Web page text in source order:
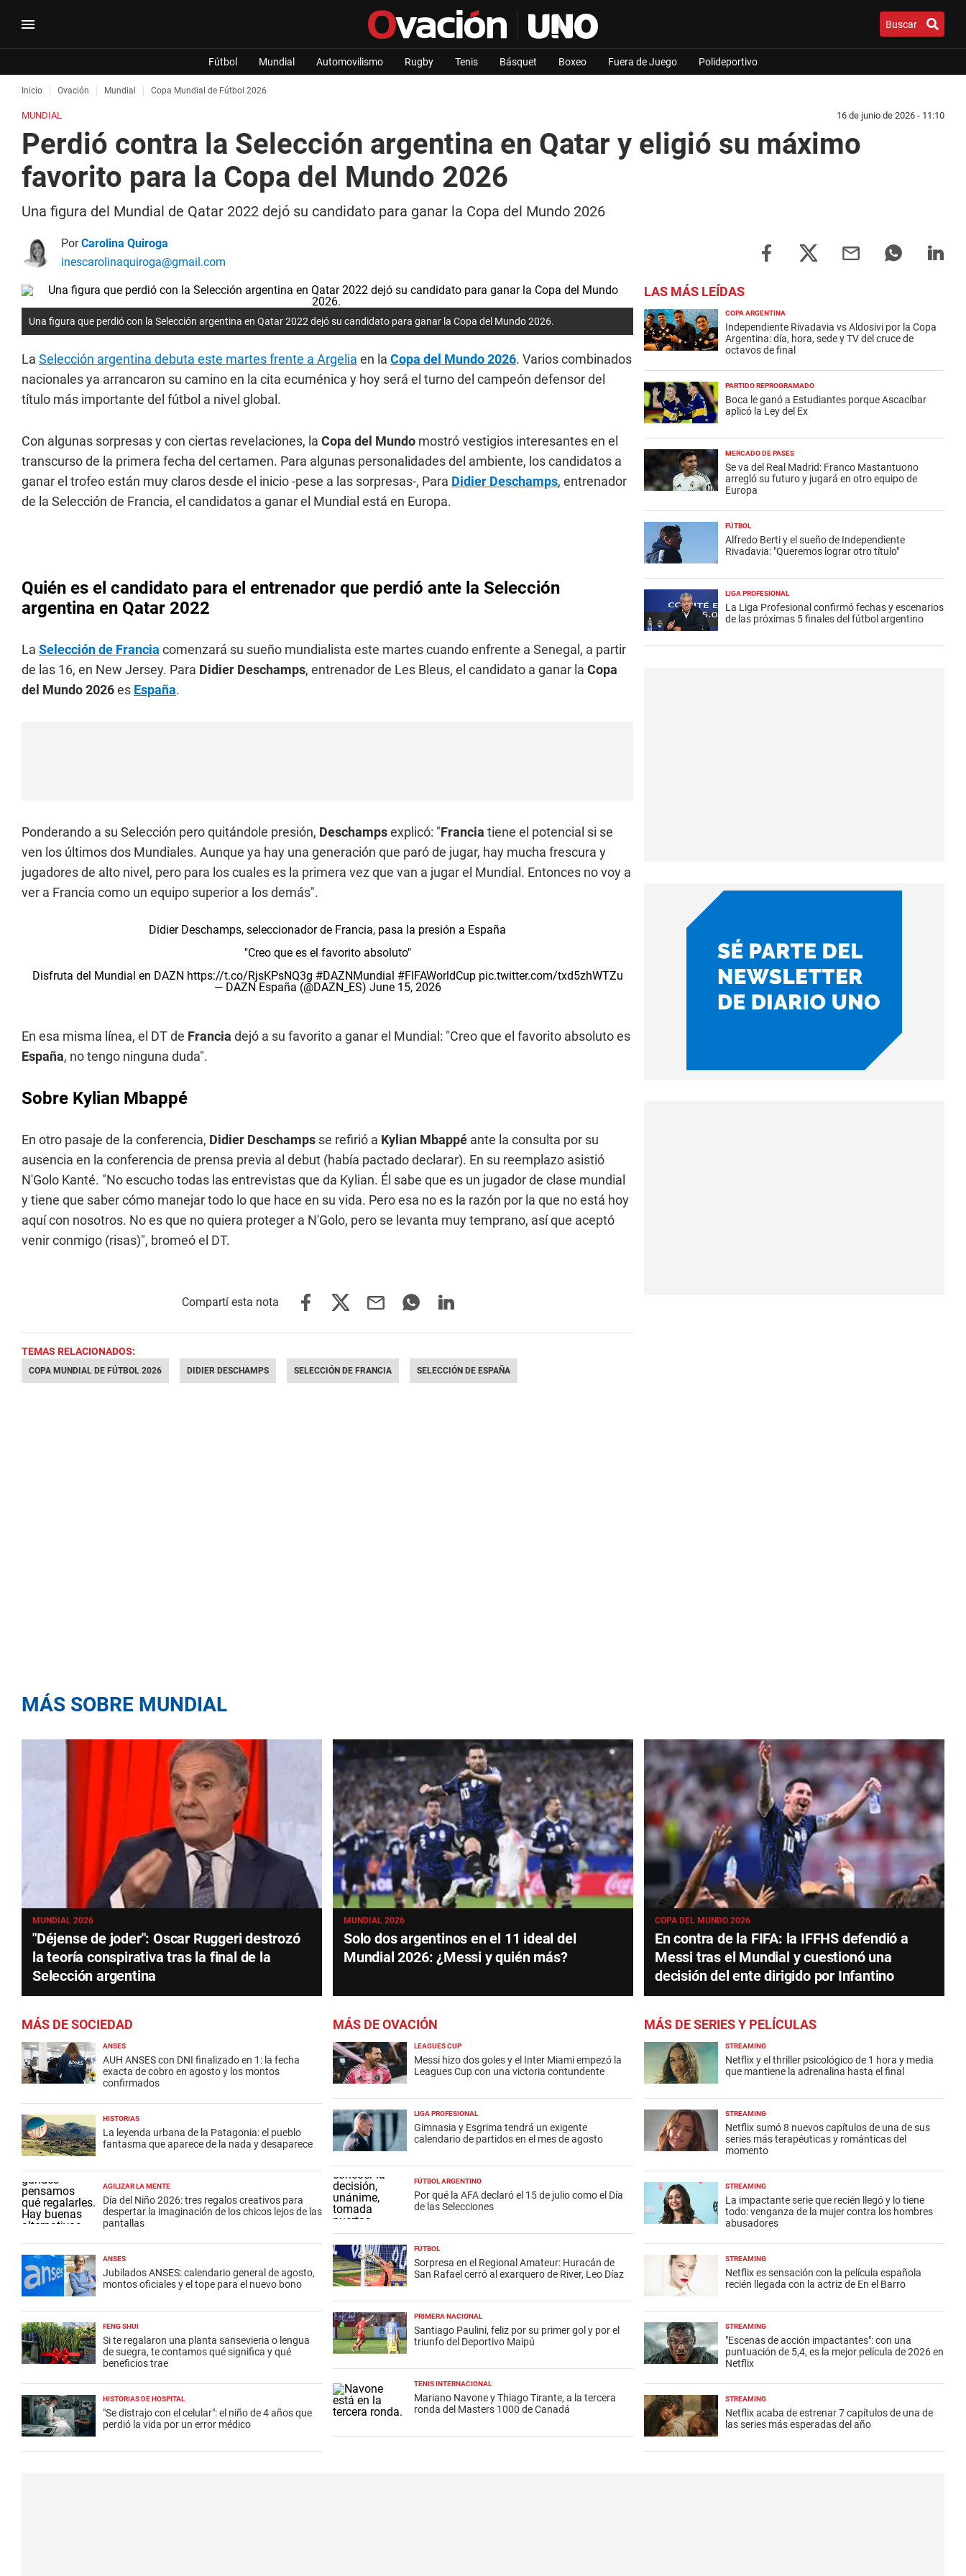
Buscar
Fútbol Mundial Automovilismo Rugby Tenis Básquet Boxeo Fuera de Juego Polideportivo
Inicio Ovación Mundial Copa Mundial de Fútbol 2026
MUNDIAL 16 de junio de 2026 - 11:10
Perdió contra la Selección argentina en Qatar y eligió su máximo
favorito para la Copa del Mundo 2026
Una figura del Mundial de Qatar 2022 dejó su candidato para ganar la Copa del Mundo 2026
PorCarolina Quiroga
inescarolinaquiroga@gmail.com
Una figura que perdió con la Selección argentina en Qatar 2022 dejó su candidato para ganar la Copa del Mundo 2026.
La Selección argentina debuta este martes frente a Argelia en la Copa del Mundo 2026. Varios combinados
nacionales ya arrancaron su camino en la cita ecuménica y hoy será el turno del campeón defensor del
título más importante del fútbol a nivel global.
Con algunas sorpresas y con ciertas revelaciones, la Copa del Mundo mostró vestigios interesantes en el
transcurso de la primera fecha del certamen. Para algunas personalidades del ambiente, los candidatos a
ganar el trofeo están muy claros desde el inicio -pese a las sorpresas-, Para Didier Deschamps, entrenador
de la Selección de Francia, el candidatos a ganar el Mundial está en Europa.
Quién es el candidato para el entrenador que perdió ante la Selección
argentina en Qatar 2022
La Selección de Francia comenzará su sueño mundialista este martes cuando enfrente a Senegal, a partir
de las 16, en New Jersey. Para Didier Deschamps, entrenador de Les Bleus, el candidato a ganar la Copa
del Mundo 2026es España.
Ponderando a su Selección pero quitándole presión, Deschampsexplicó: "Francia tiene el potencial si se
ven los últimos dos Mundiales. Aunque ya hay una generación que paró de jugar, hay mucha frescura y
jugadores de alto nivel, pero para los cuales es la primera vez que van a jugar el Mundial. Entonces no voy a
ver a Francia como un equipo superior a los demás".
Didier Deschamps, seleccionador de Francia, pasa la presión a España
"Creo que es el favorito absoluto"
Disfruta del Mundial en DAZN https://t.co/RjsKPsNQ3g #DAZNMundial #FIFAWorldCup pic.twitter.com/txd5zhWTZu
— DAZN España (@DAZN_ES) June 15, 2026
En esa misma línea, el DT de Francia dejó a su favorito a ganar el Mundial: "Creo que el favorito absoluto es
España, no tengo ninguna duda".
Sobre Kylian Mbappé
En otro pasaje de la conferencia, Didier Deschamps se refirió a Kylian Mbappé ante la consulta por su
ausencia en la conferencia de prensa previa al debut (había pactado declarar). En su reemplazo asistió
N'Golo Kanté. "No escucho todas las entrevistas que da Kylian. Él sabe que es un jugador de clase mundial
y tiene que saber cómo manejar todo lo que hace en su vida. Pero esa no es la razón por la que no está hoy
aquí con nosotros. No es que no quiera proteger a N'Golo, pero se levanta muy temprano, así que aceptó
venir conmigo (risas)", bromeó el DT.
TEMAS RELACIONADOS:
COPA MUNDIAL DE FÚTBOL 2026 DIDIER DESCHAMPS SELECCIÓN DE FRANCIA SELECCIÓN DE ESPAÑA
LAS MÁS LEÍDAS
COPA ARGENTINA
Independiente Rivadavia vs Aldosivi por la Copa
Argentina: día, hora, sede y TV del cruce de
octavos de final
PARTIDO REPROGRAMADO
Boca le ganó a Estudiantes porque Ascacíbar
aplicó la Ley del Ex
MERCADO DE PASES
Se va del Real Madrid: Franco Mastantuono
arregló su futuro y jugará en otro equipo de
Europa
FÚTBOL
Alfredo Berti y el sueño de Independiente
Rivadavia: "Queremos lograr otro título"
LIGA PROFESIONAL
La Liga Profesional confirmó fechas y escenarios
de las próximas 5 finales del fútbol argentino
MÁS SOBRE MUNDIAL
MUNDIAL 2026
"Déjense de joder": Oscar Ruggeri destrozó
la teoría conspirativa tras la final de la
Selección argentina
MUNDIAL 2026
Solo dos argentinos en el 11 ideal del
Mundial 2026: ¿Messi y quién más?
COPA DEL MUNDO 2026
En contra de la FIFA: la IFFHS defendió a
Messi tras el Mundial y cuestionó una
decisión del ente dirigido por Infantino
MÁS DE SOCIEDAD
ANSES
AUH ANSES con DNI finalizado en 1: la fecha
exacta de cobro en agosto y los montos
confirmados
HISTORIAS
La leyenda urbana de la Patagonia: el pueblo
fantasma que aparece de la nada y desaparece
AGILIZAR LA MENTE
Día del Niño 2026: tres regalos creativos para
despertar la imaginación de los chicos lejos de las
pantallas
ANSES
Jubilados ANSES: calendario general de agosto,
montos oficiales y el tope para el nuevo bono
FENG SHUI
Si te regalaron una planta sansevieria o lengua
de suegra, te contamos qué significa y qué
beneficios trae
HISTORIAS DE HOSPITAL
"Se distrajo con el celular": el niño de 4 años que
perdió la vida por un error médico
MÁS DE OVACIÓN
LEAGUES CUP
Messi hizo dos goles y el Inter Miami empezó la
Leagues Cup con una victoria contundente
LIGA PROFESIONAL
Gimnasia y Esgrima tendrá un exigente
calendario de partidos en el mes de agosto
FÚTBOL ARGENTINO
Por qué la AFA declaró el 15 de julio como el Día
de las Selecciones
FÚTBOL
Sorpresa en el Regional Amateur: Huracán de
San Rafael cerró al exarquero de River, Leo Díaz
PRIMERA NACIONAL
Santiago Paulini, feliz por su primer gol y por el
triunfo del Deportivo Maipú
TENIS INTERNACIONAL
Mariano Navone y Thiago Tirante, a la tercera
ronda del Masters 1000 de Canadá
MÁS DE SERIES Y PELÍCULAS
STREAMING
Netflix y el thriller psicológico de 1 hora y media
que mantiene la adrenalina hasta el final
STREAMING
Netflix sumó 8 nuevos capítulos de una de sus
series más terapéuticas y románticas del
momento
STREAMING
La impactante serie que recién llegó y lo tiene
todo: venganza de la mujer contra los hombres
abusadores
STREAMING
Netflix es sensación con la película española
recién llegada con la actriz de En el Barro
STREAMING
"Escenas de acción impactantes": con una
puntuación de 5,4, es la mejor película de 2026 en
Netflix
STREAMING
Netflix acaba de estrenar 7 capítulos de una de
las series más esperadas del año